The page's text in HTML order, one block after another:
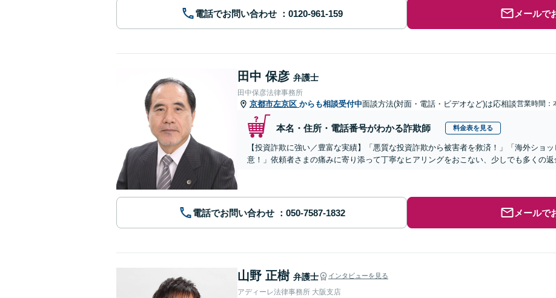
電話でお問い合わせ メールで
田中 保彦 弁護士
田中保彦法律事務所
京都市左京区 からも相談受付中面談方法(対面・電話・ビデオなど)は応相談営業時間：
本名・住所・電話番号がわかる詐欺師 料金表を見る
【投資詐欺に強い／豊富な実績】「悪質な投資詐欺から被害者を救済！」「海外ショ
意！」依頼者さまの痛みに寄り添って丁寧なヒアリングをおこない、少しでも多くの返
電話でお問い合わせ メールで
山野 正樹 弁護士 インタビューを見る
アディーレ法律事務所 大阪支店